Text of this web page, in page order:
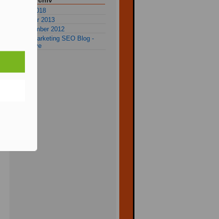
Mai 2018
Januar 2013
Dezember 2012
alle Marketing SEO Blog -
Archive